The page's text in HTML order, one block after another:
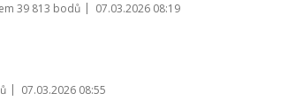
39 813 bodů 07.03.2026 08:19
07.03.2026 08:55